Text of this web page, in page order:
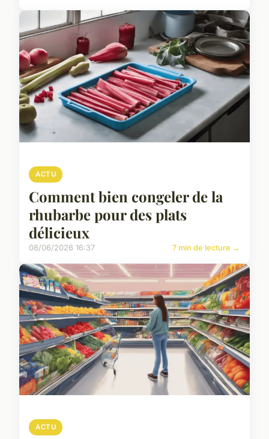
ACTU
Comment bien congeler de la
rhubarbe pour des plats
délicieux
08/06/2026 16:37 7 min de lecture →
ACTU